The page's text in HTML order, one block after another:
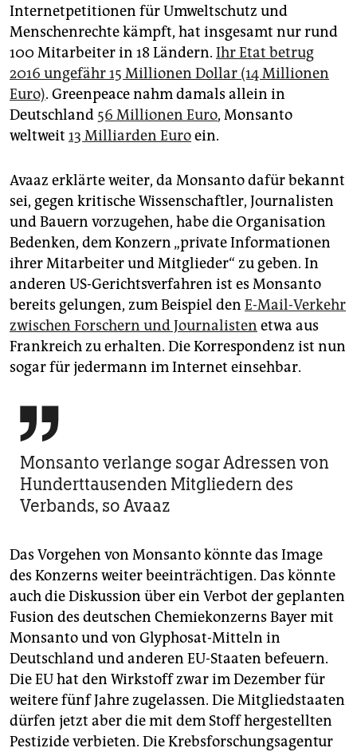
Internetpetitionen für Umweltschutz und
Menschenrechte kämpft, hat insgesamt nur rund
100 Mitarbeiter in 18 Ländern. Ihr Etat betrug
2016 ungefähr 15 Millionen Dollar (14 Millionen
Euro). Greenpeace nahm damals allein in
Deutschland 56 Millionen Euro, Monsanto
weltweit 13 Milliarden Euroein.
Avaaz erklärte weiter, da Monsanto dafür bekannt
sei, gegen kritische Wissenschaftler, Journalisten
und Bauern vorzugehen, habe die Organisation
Bedenken, dem Konzern „private Informationen
ihrer Mitarbeiter und Mitglieder“ zu geben. In
anderen US-Gerichtsverfahren ist es Monsanto
bereits gelungen, zum Beispiel den E-Mail-Verkehr
zwischen Forschern und Journalisten etwa aus
Frankreich zu erhalten. Die Korrespondenz ist nun
sogar für jedermann im Internet einsehbar.

Monsanto verlange sogar Adressen von
Hunderttausenden Mitgliedern des
Verbands, so Avaaz
Das Vorgehen von Monsanto könnte das Image
des Konzerns weiter beeinträchtigen. Das könnte
auch die Diskussion über ein Verbot der geplanten
Fusion des deutschen Chemiekonzerns Bayer mit
Monsanto und von Glyphosat-Mitteln in
Deutschland und anderen EU-Staaten befeuern.
Die EU hat den Wirkstoff zwar im Dezember für
weitere fünf Jahre zugelassen. Die Mitgliedstaaten
dürfen jetzt aber die mit dem Stoff hergestellten
Pestizide verbieten. Die Krebsforschungsagentur